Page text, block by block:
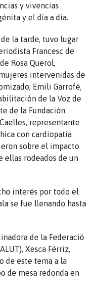
y vivencias
y el día a día.
la tarde, tuvo lugar
Francesc de
Rosa Querol,
intervenidas de
Emili Garrofé,
de la Voz de
de la Fundación
representante
con cardiopatía
sobre el impacto
ellas rodeados de un
interés por todo el
se fue llenando hasta
de la Federació
Xesca Férriz,
de este tema a la
de mesa redonda en